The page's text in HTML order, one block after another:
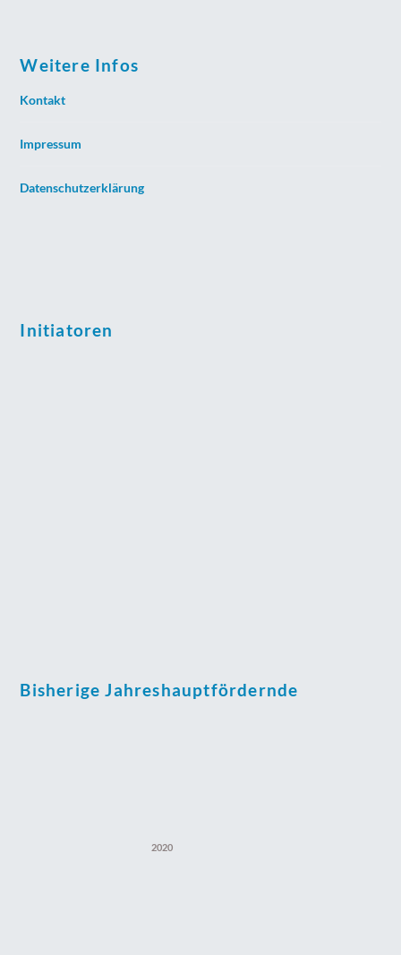
Weitere Infos
Kontakt
Impressum
Datenschutzerklärung
Initiatoren
Bisherige Jahreshauptfördernde
2020